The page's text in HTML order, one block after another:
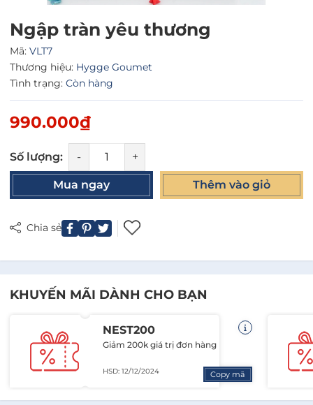
Ngập tràn yêu thương
Mã: VLT7
Thương hiệu: Hygge Goumet
Tình trạng: Còn hàng
990.000₫
Số lượng: - +
Mua ngay Thêm vào giỏ
Chia sẻ
KHUYẾN MÃI DÀNH CHO BẠN
NEST200
Giảm 200k giá trị đơn hàng
HSD: 12/12/2024 Copy mã